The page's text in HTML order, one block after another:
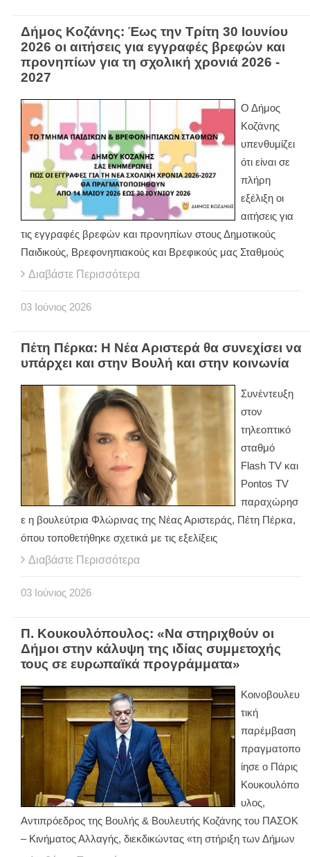
Δήμος Κοζάνης: Έως την Τρίτη 30 Ιουνίου
2026 οι αιτήσεις για εγγραφές βρεφών και
προνηπίων για τη σχολική χρονιά 2026 -
2027
Ο Δήμος
Κοζάνης
υπενθυμίζει
ότι είναι σε
πλήρη
εξέλιξη οι
αιτήσεις για
τις εγγραφές βρεφών και προνηπίων στους Δημοτικούς
Παιδικούς, Βρεφονηπιακούς και Βρεφικούς μας Σταθμούς
Διαβάστε Περισσότερα
03 Ιούνιος 2026
Πέτη Πέρκα: Η Νέα Αριστερά θα συνεχίσει να
υπάρχει και στην Βουλή και στην κοινωνία
Συνέντευξη
στον
τηλεοπτικό
σταθμό
Flash TV και
Pontos TV
παραχώρησ
ε η βουλεύτρια Φλώρινας της Νέας Αριστεράς, Πέτη Πέρκα,
όπου τοποθετήθηκε σχετικά με τις εξελίξεις
Διαβάστε Περισσότερα
03 Ιούνιος 2026
Π. Κουκουλόπουλος: «Να στηριχθούν οι
Δήμοι στην κάλυψη της ιδίας συμμετοχής
τους σε ευρωπαϊκά προγράμματα»
Κοινοβουλευ
τική
παρέμβαση
πραγματοπο
ίησε ο Πάρις
Κουκουλόπο
υλος,
Αντιπρόεδρος της Βουλής & Βουλευτής Κοζάνης του ΠΑΣΟΚ
– Κινήματος Αλλαγής, διεκδικώντας «τη στήριξη των Δήμων